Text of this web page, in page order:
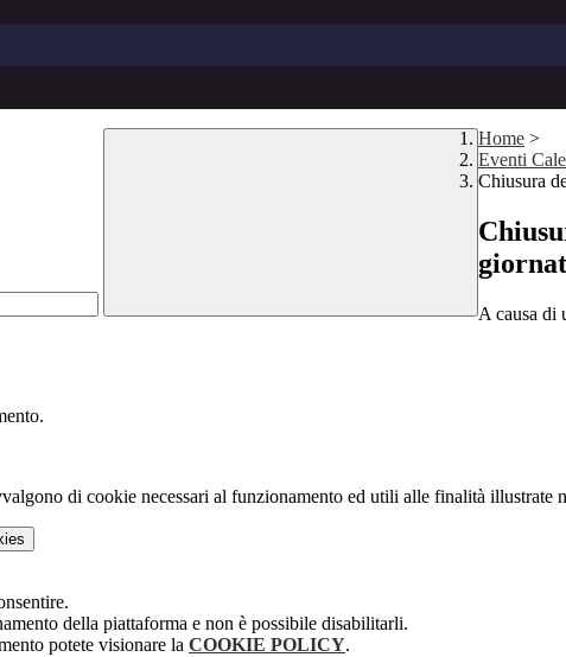
Home >
Eventi
Chiusura
A causa di
di cookie necessari al funzionamento ed utili alle finalità illustrate
della piattaforma e non è possibile disabilitarli.
potete visionare la COOKIE POLICY.